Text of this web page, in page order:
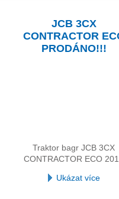
JCB 3CX
CONTRACTOR
PRODÁNO!!!
Traktor bagr JCB 3CX
CONTRACTOR ECO
Ukázat více